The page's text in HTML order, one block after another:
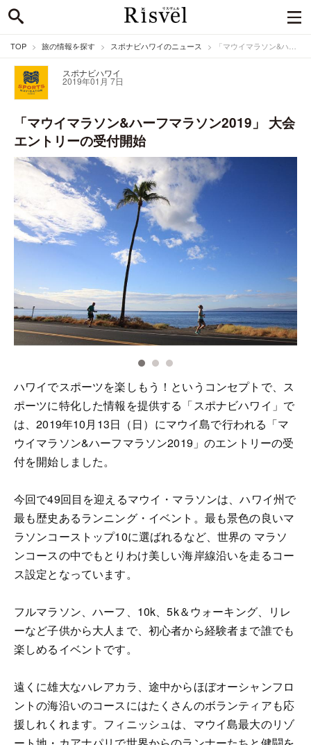
TOP 旅の情報を探す スポナビハワイのニュース 「マウイマラソン&ハーフマラソン2019」 大会エントリーの受付開始
スポナビハワイ
2019年01月 7日
「マウイマラソン&ハーフマラソン2019」 大会
エントリーの受付開始
ハワイでスポーツを楽しもう！というコンセプトで、ス
ポーツに特化した情報を提供する「スポナビハワイ」で
は、2019年10月13日（日）にマウイ島で行われる「マ
ウイマラソン&ハーフマラソン2019」のエントリーの受
付を開始しました。
今回で49回目を迎えるマウイ・マラソンは、ハワイ州で
最も歴史あるランニング・イベント。最も景色の良いマ
ラソンコーストップ10に選ばれるなど、世界の マラソ
ンコースの中でもとりわけ美しい海岸線沿いを走るコー
ス設定となっています。
フルマラソン、ハーフ、10k、5k＆ウォーキング、リレ
ーなど子供から大人まで、初心者から経験者まで誰でも
楽しめるイベントです。
遠くに雄大なハレアカラ、途中からほぼオーシャンフロ
ントの海沿いのコースにはたくさんのボランティアも応
援しれくれます。フィニッシュは、マウイ島最大のリゾ